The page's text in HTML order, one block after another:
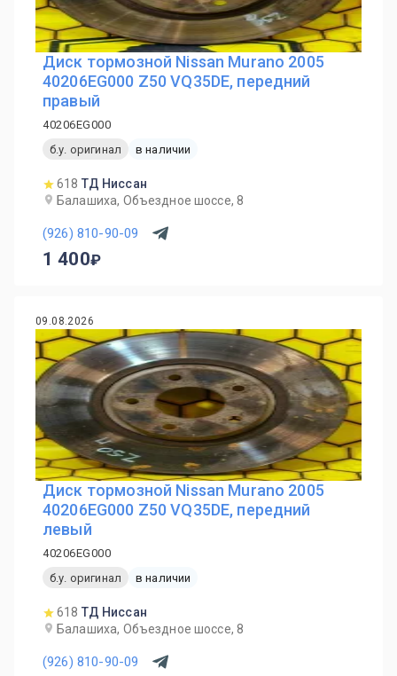
Диск тормозной Nissan Murano 2005
40206EG000 Z50 VQ35DE, передний
правый
40206EG000
б.у. оригинал
в наличии
618 ТД Ниссан
Балашиха, Объездное шоссе, 8
(926) 810-90-09
1 400
09.08.2026
Диск тормозной Nissan Murano 2005
40206EG000 Z50 VQ35DE, передний
левый
40206EG000
б.у. оригинал
в наличии
618 ТД Ниссан
Балашиха, Объездное шоссе, 8
(926) 810-90-09